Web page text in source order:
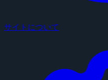
サイトについて